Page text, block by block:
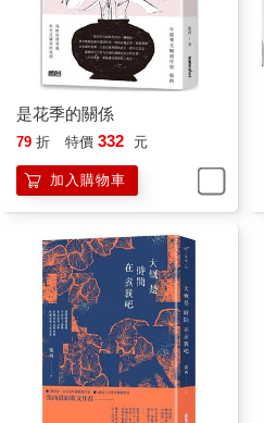
是花季的關係
79 折 特價 332 元
加入購物車